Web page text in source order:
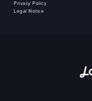
Privacy Policy
Legal Notice